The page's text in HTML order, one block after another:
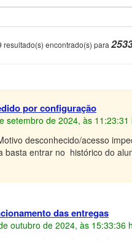
resultado(s) encontrado(s) para
por configuração
setembro de 2024, às 11:23:31
desconhecido/acesso
basta entrar no histórico do
das entregas
outubro de 2024, às 15:33:36